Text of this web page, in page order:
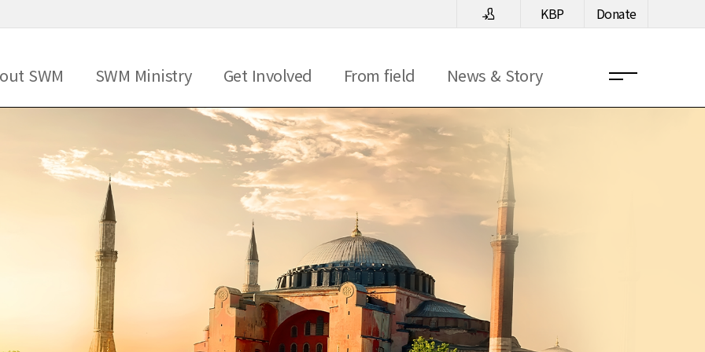
KBP Donate
SWM SWM Ministry Get Involved From field News & Story